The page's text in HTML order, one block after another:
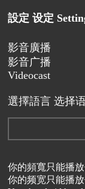
設定 设定
影音廣播
影音广播
Videocast
選擇語言 选择
你的頻寬只能播
你的频宽只能播